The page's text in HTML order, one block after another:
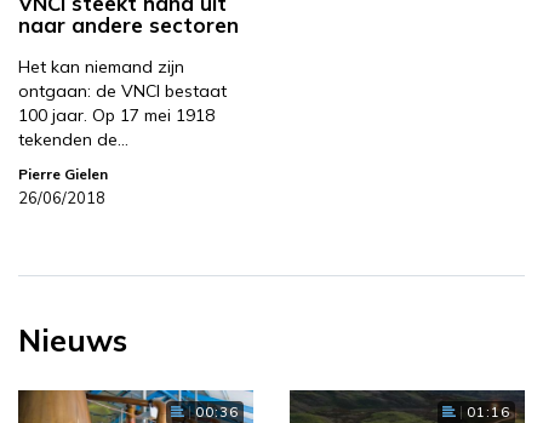
naar andere sectoren
Het kan niemand zijn
ontgaan: de VNCI bestaat
100 jaar. Op 17 mei 1918
tekenden de…
Pierre Gielen
26/06/2018
Nieuws
00:36 01:16